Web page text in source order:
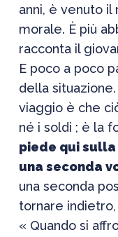
anni, è venuto
morale. È più
racconta il
E poco a poco
della
viaggio è che
né i soldi ; è la
piede qui
una seconda
una seconda
tornare
« Quando si